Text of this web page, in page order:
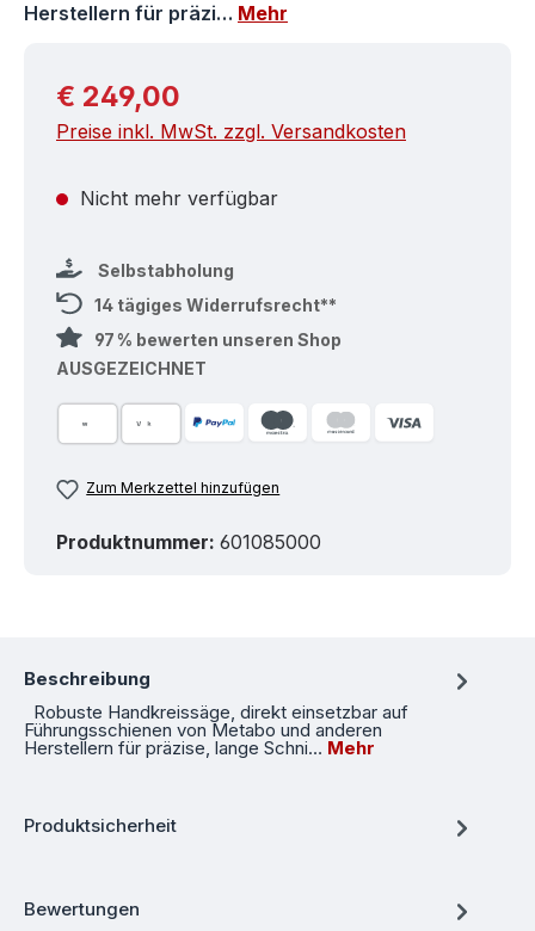
Herstellern für präzi… Mehr
Regulärer Preis:
€ 249,00
Preise inkl. MwSt. zzgl. Versandkosten
Nicht mehr verfügbar
Selbstabholung
14 tägiges Widerrufsrecht**
97 % bewerten unseren Shop
AUSGEZEICHNET
Zum Merkzettel hinzufügen
Produktnummer: 601085000
Beschreibung
Robuste Handkreissäge, direkt einsetzbar auf
Führungsschienen von Metabo und anderen
Herstellern für präzise, lange Schni… Mehr
Produktsicherheit
Bewertungen